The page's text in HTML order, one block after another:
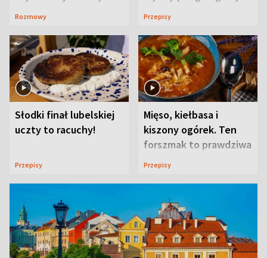
ją w Lublinie
Rozmowy Przepisy
Słodki finał lubelskiej
uczty to racuchy!
Przepisy
Mięso, kiełbasa i
kiszony ogórek. Ten
forszmak to prawdziwa
uczta
Przepisy